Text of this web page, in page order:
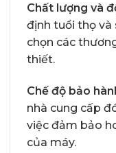
Chất lượng và
định tuổi thọ và
chọn các
thiết.
Chế độ bảo
nhà cung cấp
việc đảm bảo
của máy.